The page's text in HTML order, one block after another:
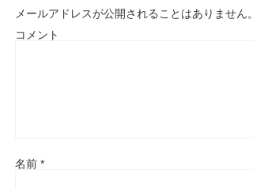
メールアドレスが公開されることはありません。
コメント
名前 *